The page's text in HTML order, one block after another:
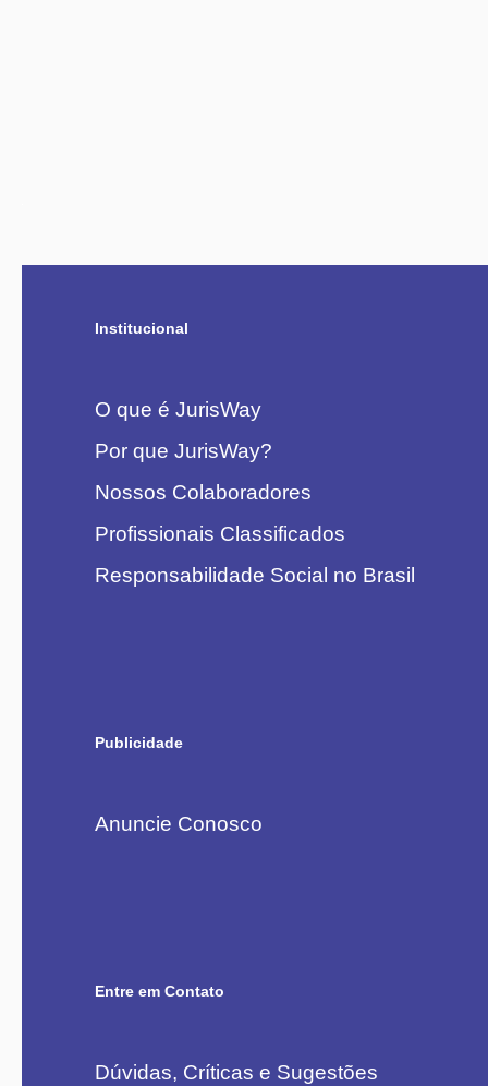
Institucional
O que é JurisWay
Por que JurisWay?
Nossos Colaboradores
Profissionais Classificados
Responsabilidade Social no Brasil
Publicidade
Anuncie Conosco
Entre em Contato
Dúvidas, Críticas e Sugestões